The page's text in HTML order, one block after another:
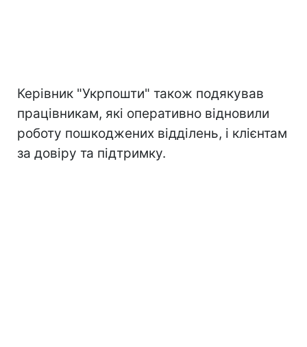
Керівник "Укрпошти" також подякував
працівникам, які оперативно відновили
роботу пошкоджених відділень, і клієнтам
за довіру та підтримку.